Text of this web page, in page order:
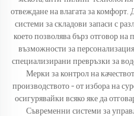
отвеждане на влагата за
системи за складови запаси с
което позволява бърз отговор на
възможности за
специализирани превръзки за
Мерки за контрол на
производството – от избора на
осигурявайки всяко яке да
Съвременни системи за